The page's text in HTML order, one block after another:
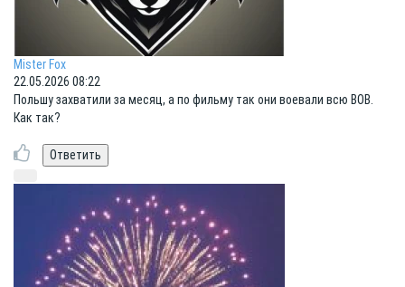
Mister Fox
22.05.2026 08:22
Польшу захватили за месяц, а по фильму так они воевали всю ВОВ.
Как так?